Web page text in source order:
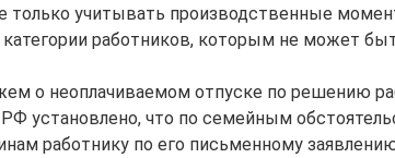
только учитывать производственные
категории работников, которым не может
о неоплачиваемом отпуске по решению
установлено, что по семейным
работнику по его письменному